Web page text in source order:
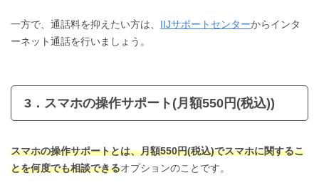
一方で、通話料を抑えたい方は、 IIJサポートセンターからインタ
ーネット通話を行いましょう。
3．スマホの操作サポート(月額550円(税込))
スマホの操作サポートとは、月額550円(税込)でスマホに関するこ
とを何度でも相談できるオプションのことです。